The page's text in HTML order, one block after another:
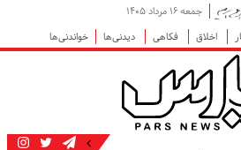
جمعه ۱۶ مرداد ۱۴۰۵
اخلاق فکاهی دیدنی‌ها خواندنی‌ها